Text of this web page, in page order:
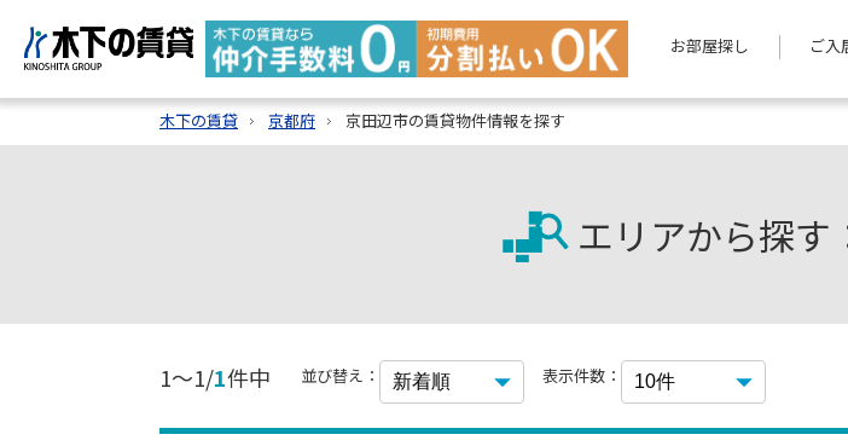
お部屋探し ご入
木下の賃貸 京都府 京田辺市の賃貸物件情報を探す
エリアから探す
1～1/1件中 並び替え： 表示件数：